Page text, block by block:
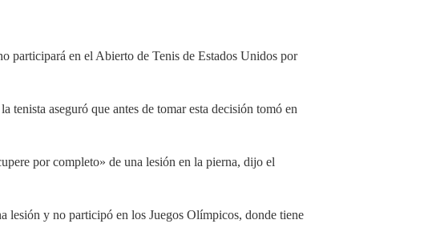
participará en el Abierto de Tenis de Estados Unidos por
aseguró que antes de tomar esta decisión tomó en
por completo» de una lesión en la pierna, dijo el
lesión y no participó en los Juegos Olímpicos, donde tiene